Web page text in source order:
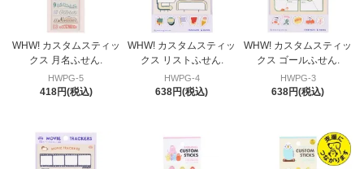
WHW! カスタムスティッ
クス 月名ふせん.
HWPG-5
418円(税込)
WHW! カスタムスティッ
クス リストふせん.
HWPG-4
638円(税込)
WHW! カスタムスティッ
クス ゴールふせん.
HWPG-3
638円(税込)